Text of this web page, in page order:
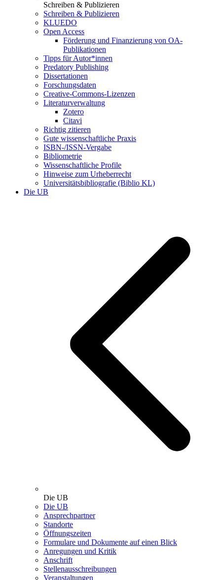
Schreiben & Publizieren
Schreiben & Publizieren
KLUEDO
Open Access
Förderung und Finanzierung von OA-
Publikationen
Tipps für Autor*innen
Predatory Publishing
Dissertationen
Forschungsdaten
Creative-Commons-Lizenzen
Literaturverwaltung
Zotero
Citavi
Richtig zitieren
Gute wissenschaftliche Praxis
ISBN-/ISSN-Vergabe
Bibliometrie
Wissenschaftliche Profile
Hinweise zum Urheberrecht
Universitätsbibliografie (Biblio KL)
Die UB
Die UB
Die UB
Ansprechpartner
Standorte
Öffnungszeiten
Formulare und Dokumente auf einen Blick
Anregungen und Kritik
Anschrift
Stellenausschreibungen
Veranstaltungen